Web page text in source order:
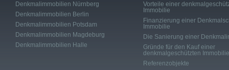
Denkmalimmobilien Nürnberg
Denkmalimmobilien Berlin
Denkmalimmobilien Potsdam
Denkmalimmobilien Magdeburg
Denkmalimmobilien Halle
Vorteile einer
Immobilie
Finanzierung einer
Immobilie
Die Sanierung einer
Gründe für den Kauf einer
denkmalgeschützten Immobilie
Referenzobjekte